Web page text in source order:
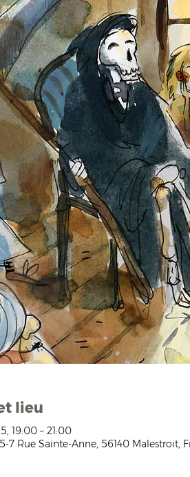
lieu
19:00 – 21:00
7 Rue Sainte-Anne, 56140 Malestroit,